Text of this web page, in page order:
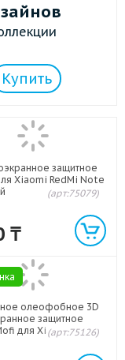
Купить
защитное
Xiaomi RedMi Note
(арт:75079)
₸
олеофобное 3D
защитное
для Xiaomi RedMi
(арт:75126)